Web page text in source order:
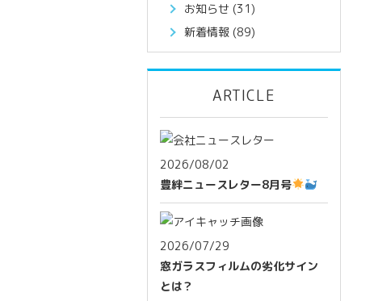
お知らせ (31)
新着情報 (89)
ARTICLE
2026/08/02
豊絆ニュースレター8月号
2026/07/29
窓ガラスフィルムの劣化サイン
とは？